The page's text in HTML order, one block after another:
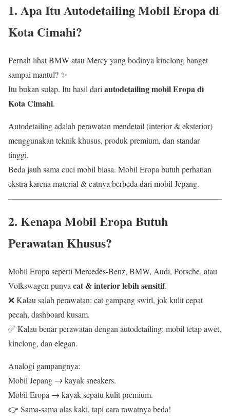
1. Apa Itu Autodetailing Mobil Eropa di
Kota Cimahi?
Pernah lihat BMW atau Mercy yang bodinya kinclong banget
sampai mantul? ✨
Itu bukan sulap. Itu hasil dari autodetailing mobil Eropa di
Kota Cimahi.
Autodetailing adalah perawatan mendetail (interior & eksterior)
menggunakan teknik khusus, produk premium, dan standar
tinggi.
Beda jauh sama cuci mobil biasa. Mobil Eropa butuh perhatian
ekstra karena material & catnya berbeda dari mobil Jepang.
2. Kenapa Mobil Eropa Butuh
Perawatan Khusus?
Mobil Eropa seperti Mercedes-Benz, BMW, Audi, Porsche, atau
Volkswagen punya cat & interior lebih sensitif.
❌ Kalau salah perawatan: cat gampang swirl, jok kulit cepat
pecah, dashboard kusam.
✅ Kalau benar perawatan dengan autodetailing: mobil tetap awet,
kinclong, dan elegan.
Analogi gampangnya:
Mobil Jepang → kayak sneakers.
Mobil Eropa → kayak sepatu kulit premium.
👉 Sama-sama alas kaki, tapi cara rawatnya beda!